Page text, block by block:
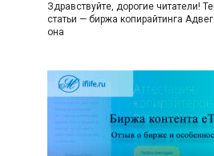
Здравствуйте, дорогие читатели!
статьи — биржа копирайтинга
она